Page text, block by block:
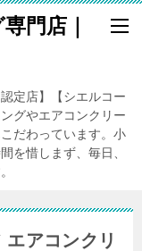
門店｜
定店】【シエルコー
グやエアコンクリー
だわっています。小
を惜しまず、毎日、
アコンクリ